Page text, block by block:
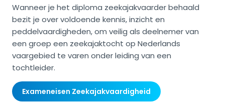
Wanneer je het diploma zeekajakvaarder behaald
bezit je over voldoende kennis, inzicht en
peddelvaardigheden, om veilig als deelnemer van
een groep een zeekajaktocht op Nederlands
vaargebied te varen onder leiding van een
tochtleider.
Exameneisen Zeekajakvaardigheid